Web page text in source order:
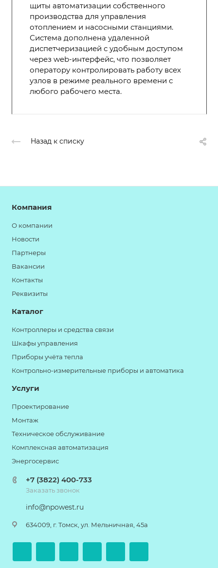
щиты автоматизации собственного
производства для управления
отоплением и насосными станциями.
Система дополнена удаленной
диспетчеризацией с удобным доступом
через web-интерфейс, что позволяет
оператору контролировать работу всех
узлов в режиме реального времени с
любого рабочего места.
Назад к списку
Компания
О компании
Новости
Партнеры
Вакансии
Контакты
Реквизиты
Каталог
Контроллеры и средства связи
Шкафы управления
Приборы учёта тепла
Контрольно-измерительные приборы и автоматика
Услуги
Проектирование
Монтаж
Техническое обслуживание
Комплексная автоматизация
Энергосервис
+7 (3822) 400-733
Заказать звонок
info@npowest.ru
634009, г. Томск, ул. Мельничная, 45а